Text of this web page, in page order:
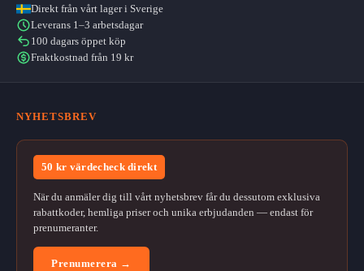
kan
väljas
på
produktsidan
Direkt från vårt lager i Sverige
Leverans 1–3 arbetsdagar
100 dagars öppet köp
Fraktkostnad från 19 kr
NYHETSBREV
50 kr värdecheck direkt
När du anmäler dig till vårt nyhetsbrev får du dessutom exklusiva
rabattkoder, hemliga priser och unika erbjudanden — endast för
prenumeranter.
Prenumerera →